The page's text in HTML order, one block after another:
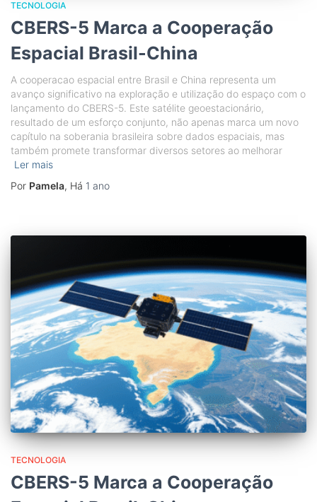
TECNOLOGIA
CBERS-5 Marca a Cooperação
Espacial Brasil-China
A cooperacao espacial entre Brasil e China representa um
avanço significativo na exploração e utilização do espaço com o
lançamento do CBERS-5. Este satélite geoestacionário,
resultado de um esforço conjunto, não apenas marca um novo
capítulo na soberania brasileira sobre dados espaciais, mas
também promete transformar diversos setores ao melhorar
Ler mais
Por Pamela, Há 1 ano
TECNOLOGIA
CBERS-5 Marca a Cooperação